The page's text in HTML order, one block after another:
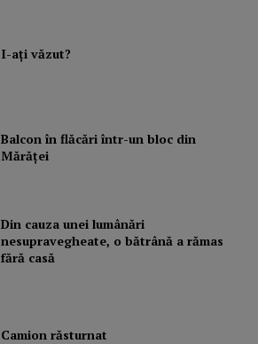
I-aţi văzut?
Balcon în flăcări într-un bloc din
Mărăţei
Din cauza unei lumânări
nesupravegheate, o bătrână a rămas
fără casă
Camion răsturnat